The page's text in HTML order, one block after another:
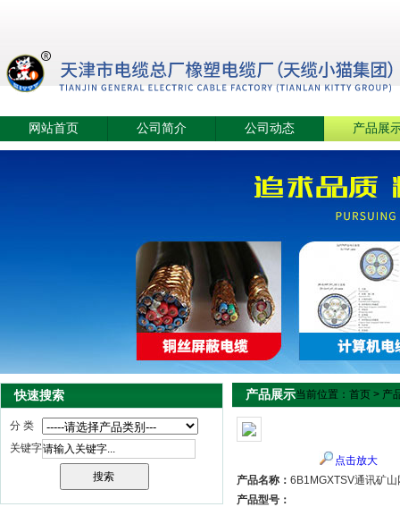
天津市电缆总厂橡塑电缆厂（天缆小猫集团）
网站首页 公司简介 公司动态 产品展
快速搜索
分 类
关键字
产品展示当前位置： 首页 > 产
点击放大
产品名称： 6B1MGXTSV通讯矿
产品型号：